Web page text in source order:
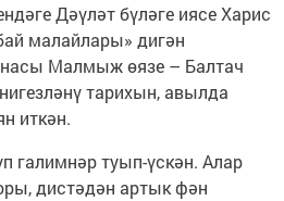
Дәүләт бүләге иясе Харис
малайлары» дигән
Малмыж өязе – Балтач
тарихын, авылда
иткән.
галимнәр туып-үскән. Алар
дистәдән артык фән